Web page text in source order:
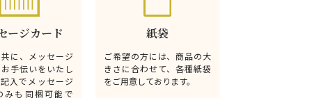
ージカード
に、メッセージ
手伝いをいたし
入でメッセージ
みも同梱可能で
紙袋
ご希望の方には、商品の大
きさに合わせて、各種紙袋
をご用意しております。